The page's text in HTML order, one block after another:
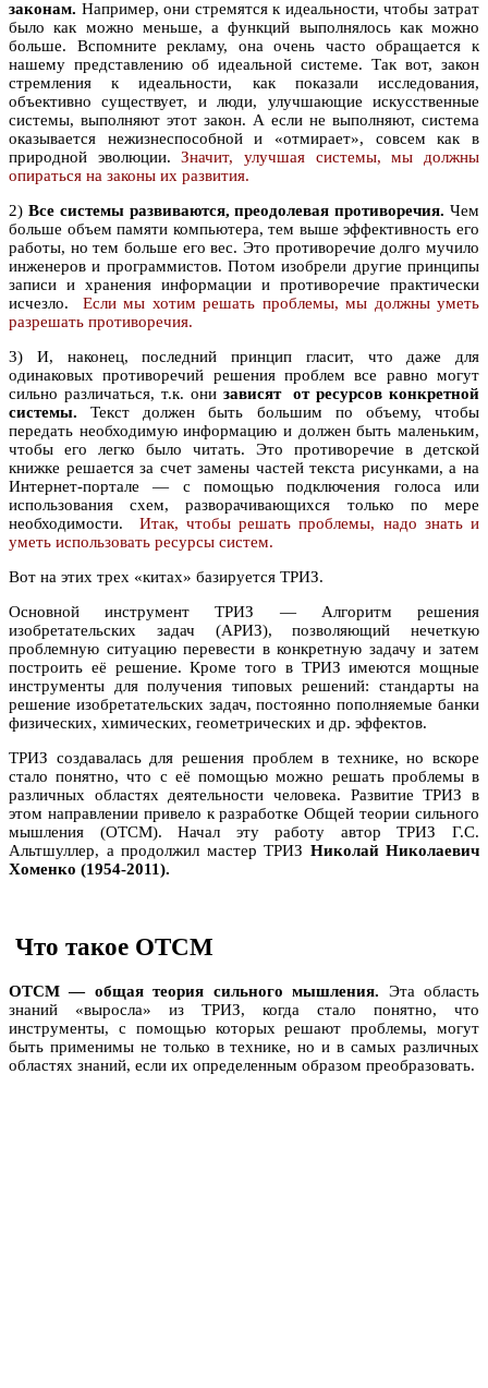
законам. Например, они стремятся к идеальности, чтобы затрат
было как можно меньше, а функций выполнялось как можно
больше. Вспомните рекламу, она очень часто обращается к
нашему представлению об идеальной системе. Так вот, закон
стремления к идеальности, как показали исследования,
объективно существует, и люди, улучшающие искусственные
системы, выполняют этот закон. А если не выполняют, система
оказывается нежизнеспособной и «отмирает», совсем как в
природной эволюции.Значит, улучшая системы, мы должны
опираться на законы их развития.
2) Все системы развиваются, преодолевая противоречия. Чем
больше объем памяти компьютера, тем выше эффективность его
работы, но тем больше его вес. Это противоречие долго мучило
инженеров и программистов. Потом изобрели другие принципы
записи и хранения информации и противоречие практически
исчезло. Если мы хотим решать проблемы, мы должны уметь
разрешать противоречия.
3) И, наконец, последний принцип гласит, что даже для
одинаковых противоречий решения проблем все равно могут
сильно различаться, т.к. они зависят от ресурсов конкретной
системы. Текст должен быть большим по объему, чтобы
передать необходимую информацию и должен быть маленьким,
чтобы его легко было читать. Это противоречие в детской
книжке решается за счет замены частей текста рисунками, а на
Интернет-портале — с помощью подключения голоса или
использования схем, разворачивающихся только по мере
необходимости.
Итак, чтобы решать проблемы, надо знать и
уметь использовать ресурсы систем.
Вот на этих трех «китах» базируется ТРИЗ.
Основной инструмент ТРИЗ — Алгоритм решения
изобретательских задач (АРИЗ), позволяющий нечеткую
проблемную ситуацию перевести в конкретную задачу и затем
построить её решение. Кроме того в ТРИЗ имеются мощные
инструменты для получения типовых решений: стандарты на
решение изобретательских задач, постоянно пополняемые банки
физических, химических, геометрических и др. эффектов.
ТРИЗ создавалась для решения проблем в технике, но вскоре
стало понятно, что с её помощью можно решать проблемы в
различных областях деятельности человека. Развитие ТРИЗ в
этом направлении привело к разработке Общей теории сильного
мышления (ОТСМ). Начал эту работу автор ТРИЗ Г.С.
Альтшуллер, а продолжил мастер ТРИЗ Николай Николаевич
Хоменко (1954-2011).
Что такое ОТСМ
ОТСМ — общая теория сильного мышления. Эта область
знаний «выросла» из ТРИЗ, когда стало понятно, что
инструменты, с помощью которых решают проблемы, могут
быть применимы не только в технике, но и в самых различных
областях знаний, если их определенным образом преобразовать.